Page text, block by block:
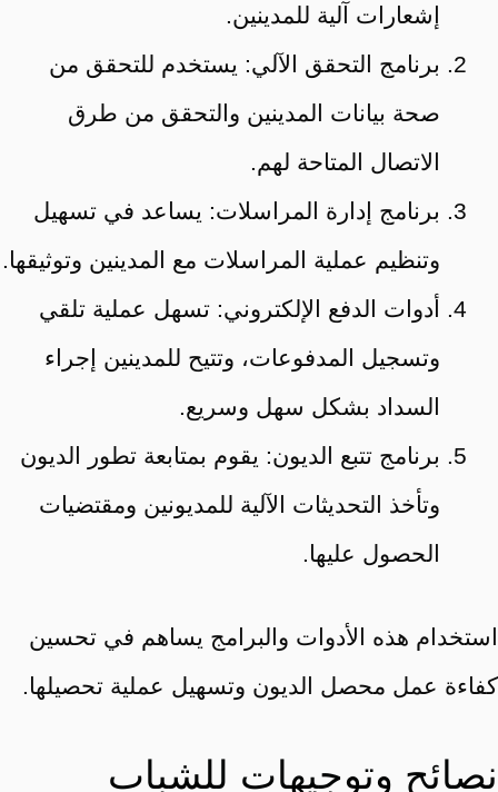
إشعارات آلية للمدينين.
برنامج التحقق الآلي: يستخدم للتحقق من
صحة بيانات المدينين والتحقق من طرق
الاتصال المتاحة لهم.
برنامج إدارة المراسلات: يساعد في تسهيل
وتنظيم عملية المراسلات مع المدينين وتوثيقها.
أدوات الدفع الإلكتروني: تسهل عملية تلقي
وتسجيل المدفوعات، وتتيح للمدينين إجراء
السداد بشكل سهل وسريع.
برنامج تتبع الديون: يقوم بمتابعة تطور الديون
وتأخذ التحديثات الآلية للمديونين ومقتضيات
الحصول عليها.
استخدام هذه الأدوات والبرامج يساهم في تحسين
كفاءة عمل محصل الديون وتسهيل عملية تحصيلها.
نصائح وتوجيهات للشباب